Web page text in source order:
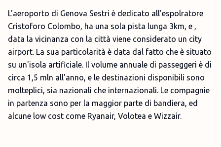
L'aeroporto di Genova Sestri è dedicato all'espolratore
Cristoforo Colombo, ha una sola pista lunga 3km, e ,
data la vicinanza con la città viene considerato un city
airport. La sua particolarità è data dal fatto che è situato
su un'isola artificiale. Il volume annuale di passeggeri è di
circa 1,5 mln all'anno, e le destinazioni disponibili sono
molteplici, sia nazionali che internazionali. Le compagnie
in partenza sono per la maggior parte di bandiera, ed
alcune low cost come Ryanair, Volotea e Wizzair.